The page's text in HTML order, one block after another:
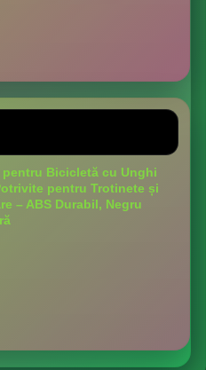
Bicicletă cu Unghi
pentru Trotinete și
– ABS Durabil, Negru